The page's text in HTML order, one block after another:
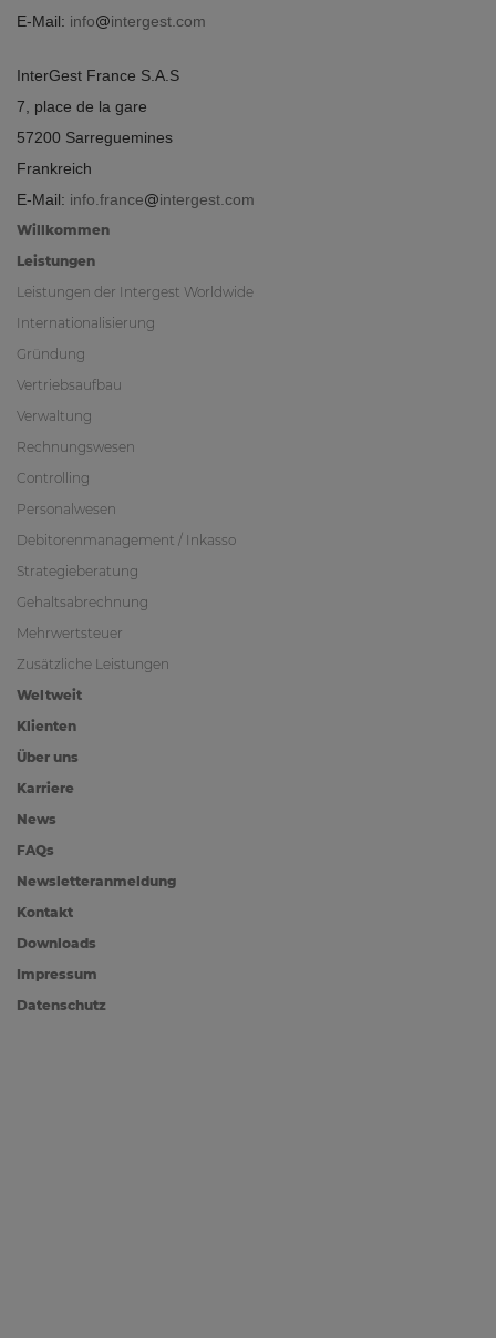
E-Mail: info intergest.com
InterGest France S.A.S
7, place de la gare
57200 Sarreguemines
Frankreich
E-Mail: info.france intergest.com
Willkommen
Leistungen
Leistungen der Intergest Worldwide
Internationalisierung
Gründung
Vertriebsaufbau
Verwaltung
Rechnungswesen
Controlling
Personalwesen
Debitorenmanagement / Inkasso
Strategieberatung
Gehaltsabrechnung
Mehrwertsteuer
Zusätzliche Leistungen
Weltweit
Klienten
Über uns
Karriere
News
FAQs
Newsletteranmeldung
Kontakt
Downloads
Impressum
Datenschutz